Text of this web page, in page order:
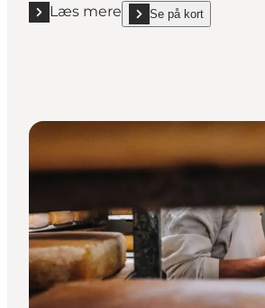
Læs mere
Læs mere "Vestkystens
Se på kort
show Vestkystens